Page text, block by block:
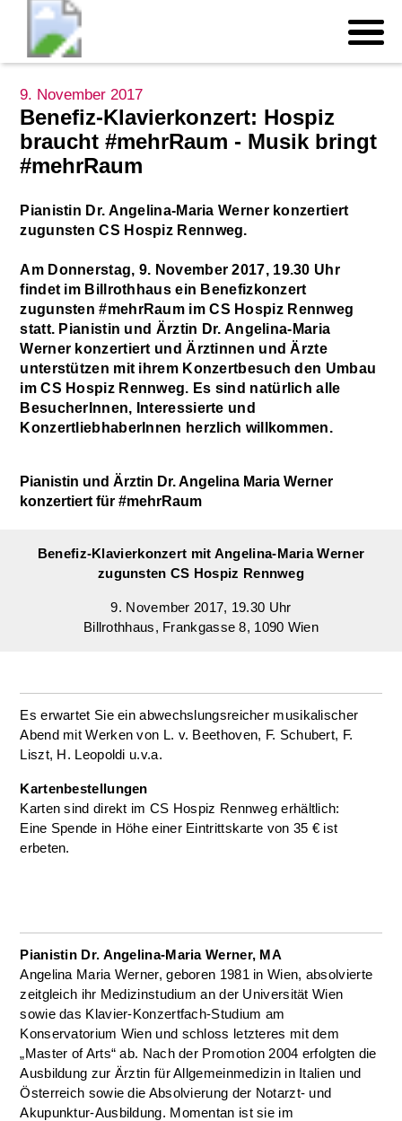
9. November 2017
Benefiz-Klavierkonzert: Hospiz
braucht #mehrRaum - Musik bringt
#mehrRaum
Pianistin Dr. Angelina-Maria Werner konzertiert
zugunsten CS Hospiz Rennweg.
Am Donnerstag, 9. November 2017, 19.30 Uhr
findet im Billrothhaus ein Benefizkonzert
zugunsten #mehrRaum im CS Hospiz Rennweg
statt. Pianistin und Ärztin Dr. Angelina-Maria
Werner konzertiert und Ärztinnen und Ärzte
unterstützen mit ihrem Konzertbesuch den Umbau
im CS Hospiz Rennweg. Es sind natürlich alle
BesucherInnen, Interessierte und
KonzertliebhaberInnen herzlich willkommen.
Pianistin und Ärztin Dr. Angelina Maria Werner
konzertiert für #mehrRaum
Benefiz-Klavierkonzert mit Angelina-Maria Werner
zugunsten CS Hospiz Rennweg
9. November 2017, 19.30 Uhr
Billrothhaus, Frankgasse 8, 1090 Wien
Es erwartet Sie ein abwechslungsreicher musikalischer
Abend mit Werken von L. v. Beethoven, F. Schubert, F.
Liszt, H. Leopoldi u.v.a.
Kartenbestellungen
Karten sind direkt im CS Hospiz Rennweg erhältlich:
Eine Spende in Höhe einer Eintrittskarte von 35 € ist
erbeten.
Pianistin Dr. Angelina-Maria Werner, MA
Angelina Maria Werner, geboren 1981 in Wien, absolvierte
zeitgleich ihr Medizinstudium an der Universität Wien
sowie das Klavier‐Konzertfach‐Studium am
Konservatorium Wien und schloss letzteres mit dem
„Master of Arts“ ab. Nach der Promotion 2004 erfolgten die
Ausbildung zur Ärztin für Allgemeinmedizin in Italien und
Österreich sowie die Absolvierung der Notarzt- und
Akupunktur-Ausbildung. Momentan ist sie im